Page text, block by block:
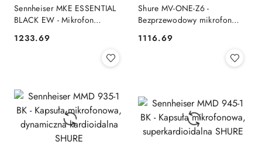
Sennheiser MKE ESSENTIAL
BLACK EW - Mikrofon
złącze jack 3,5 SHURE
Cena:
1233.69
Shure MV-ONE-Z6 -
Bezprzewodowy mikrofon
ładujący SHURE
Cena:
1116.69